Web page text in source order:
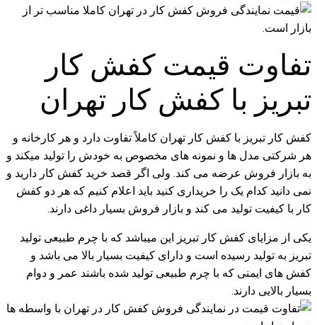
تفاوت قیمت کفش کار
تبریز با کفش کار تهران
کفش کار تبریز با کفش کار تهران کاملاً تفاوت دارد و هر کارخانه و
هر شرکتی مدل ها و نمونه های مخصوص به خودش را تولید میکند و
به بازار فروش عرضه می کند. ولی اگر قصد خرید کفش کار دارید و
نمی دانید کدام یک را خریداری کنید باید اعلام کنیم که هر دو کفش
کار با کیفیت تولید می کند و بازار فروش بسیار داغی دارند.
یکی از مزایای کفش کار تبریز این میباشد که با چرم طبیعی تولید
تبریز به تولید رسیده است و دارای کیفیت بسیار بالا می باشد و
کفش های ایمنی که با چرم طبیعی تولید شده باشند عمر و دوام
بسیار بالایی دارند.